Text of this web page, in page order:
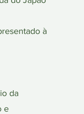
à
da
e